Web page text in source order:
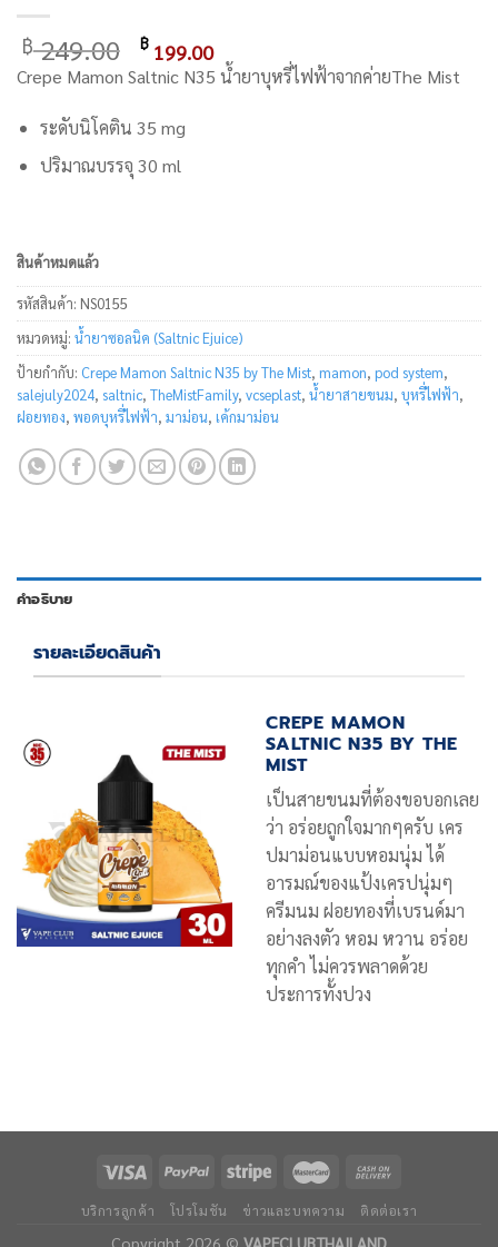
฿249.00 Original
price
฿ 249.00.
฿199.00Current
price
Crepe Mamon Saltnic N35 น้ำยาบุหรี่ไฟฟ้าจากค่ายThe Mist
ระดับนิโคติน 35 mg
ปริมาณบรรจุ 30 ml
สินค้าหมดแล้ว
รหัสสินค้า: NS0155
หมวดหมู่: น้ำยาซอลนิค (Saltnic Ejuice)
ป้ายกำกับ: Crepe Mamon Saltnic N35 by The Mist, mamon, pod system,
salejuly2024, saltnic, TheMistFamily, vcseplast, น้ำยาสายขนม, บุหรี่ไฟฟ้า,
ฝอยทอง, พอดบุหรี่ไฟฟ้า, มาม่อน, เค้กมาม่อน
คำอธิบาย
รายละเอียดสินค้า
CREPE MAMON
SALTNIC N35 BY THE
MIST
เป็นสายขนมที่ต้องขอบอกเลย
ว่า อร่อยถูกใจมากๆครับ เคร
ปมาม่อนแบบหอมนุ่ม ได้
อารมณ์ของแป้งเครปนุ่มๆ
ครีมนม ฝอยทองที่เบรนด์มา
อย่างลงตัว หอม หวาน อร่อย
ทุกคำ ไม่ควรพลาดด้วย
ประการทั้งปวง
บริการลูกค้า โปรโมชัน ข่าวและบทความ ติดต่อเรา
สอบถามเพิ่มเติม